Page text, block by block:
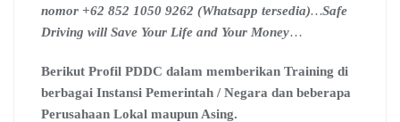
nomor +62 852 1050 9262 (Whatsapp tersedia)…Safe
Driving will Save Your Life and Your Money…
Berikut Profil PDDC dalam memberikan Training di
berbagai Instansi Pemerintah / Negara dan beberapa
Perusahaan Lokal maupun Asing.